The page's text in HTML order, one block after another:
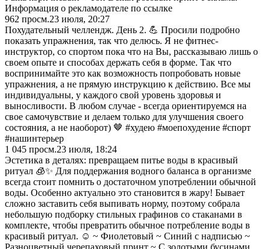
Информация о рекламодателе по ссылке
962 просм.23 июля, 20:27
Похудательный челлендж. День 2. 💪 Просили подробно
показать упражнения, так что делюсь. Я не фитнес-
инструктор, со спортом пока что на Вы, рассказываю лишь о
своем опыте и способах держать себя в форме. Так что
воспринимайте это как возможность попробовать новые
упражнения, а не прямую инструкцию к действию. Все мы
индивидуальны, у каждого свой уровень здоровья и
выносливости. В любом случае - всегда ориентируемся на
свое самочувствие и делаем только для улучшения своего
состояния, а не наоборот) 🤎 #худею #моепохудение #спорт
#нашинтерьер
1 045 просм.23 июля, 18:24
Эстетика в деталях: превращаем питье воды в красивый
ритуал 🧊✨ Для поддержания водного баланса в организме
всегда стоит помнить о достаточном употреблении обычной
воды. Особенно актуально это становится в жару! Бывает
сложно заставить себя выпивать норму, поэтому собрала
небольшую подборку стильных графинов со стаканами в
комплекте, чтобы превратить обычное потребление воды в
красивый ритуал. ☺️ ~ Фиолетовый ~ Синий с надписью ~
Разноцветный черепаховый принт ~ С золотыми бусинами